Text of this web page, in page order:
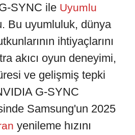
SYNC ile Uyumlu
Bu uyumluluk, dünya
ihtiyaçlarını
akıcı oyun deneyimi,
ve gelişmiş tepki
G-SYNC
Samsung'un 2025
yenileme hızını